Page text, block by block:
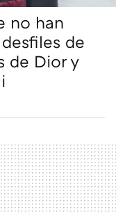
no han
de
de Dior y